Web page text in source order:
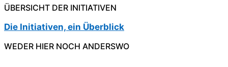
ÜBERSICHT DER INITIATIVEN
Die Initiativen, ein Überblick
WEDER HIER NOCH ANDERSWO